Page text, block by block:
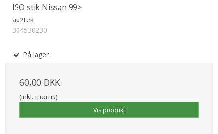
ISO stik Nissan 99>
au2tek
304530230
På lager
60,00 DKK
(inkl. moms)
Vis produkt